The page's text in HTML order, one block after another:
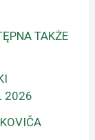
TAKŻE
2026